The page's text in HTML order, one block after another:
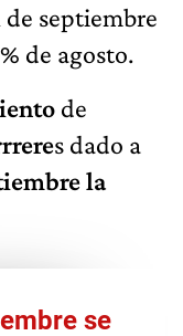
septiembre
de agosto.
de
s dado a
la
se